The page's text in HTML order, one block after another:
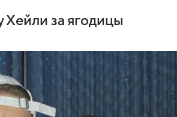
Хейли за ягодицы